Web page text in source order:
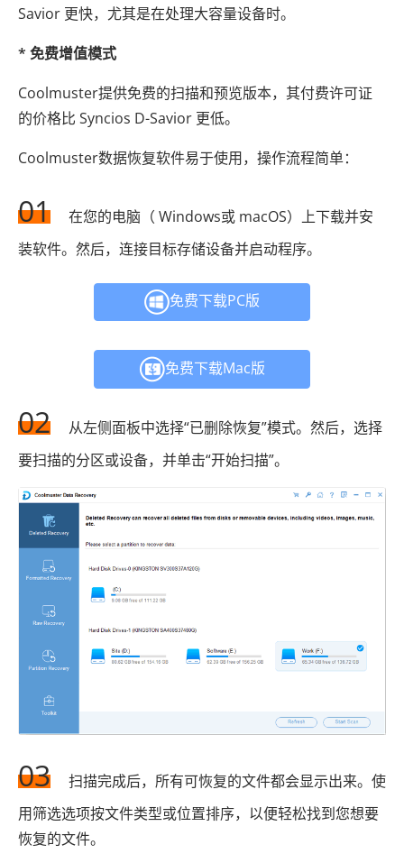
Savior 更快，尤其是在处理大容量设备时。
* 免费增值模式
Coolmuster提供免费的扫描和预览版本，其付费许可证
的价格比 Syncios D-Savior 更低。
Coolmuster数据恢复软件易于使用，操作流程简单：
01
在您的电脑（ Windows或 macOS）上下载并安
装软件。然后，连接目标存储设备并启动程序。
免费下载PC版
免费下载Mac版
02
从左侧面板中选择“已删除恢复”模式。然后，选择
要扫描的分区或设备，并单击“开始扫描”。
03
扫描完成后，所有可恢复的文件都会显示出来。使
用筛选选项按文件类型或位置排序，以便轻松找到您想要
恢复的文件。